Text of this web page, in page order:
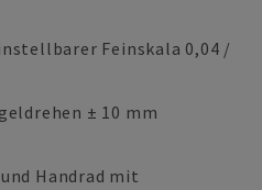
Feinskala 0,04 /
± 10 mm
Handrad mit